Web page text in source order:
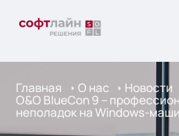
Главная О нас Новости
O&O BlueCon 9 –
неполадок на Windows-